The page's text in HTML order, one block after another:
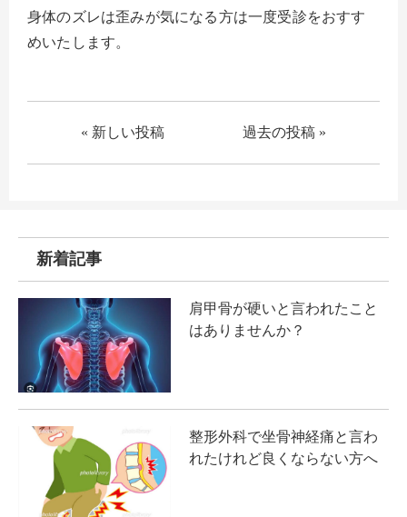
身体のズレは歪みが気になる方は一度受診をおすす
めいたします。
« 新しい投稿 過去の投稿 »
新着記事
肩甲骨が硬いと言われたこと
はありませんか？
整形外科で坐骨神経痛と言わ
れたけれど良くならない方へ